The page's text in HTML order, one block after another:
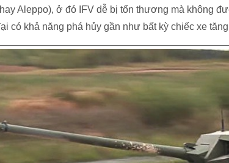
Aleppo), ở đó IFV dễ bị tổn thương mà không
có khả năng phá hủy gần như bất kỳ chiếc xe